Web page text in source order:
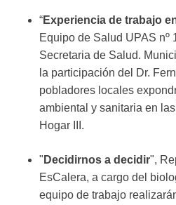
“Experiencia de trabajo
Equipo de Salud UPAS nº
Secretaria de Salud.
la participación del Dr.
pobladores locales
ambiental y sanitaria en
Hogar III.
" Decidirnos a decidir",
EsCalera, a cargo del
equipo de trabajo